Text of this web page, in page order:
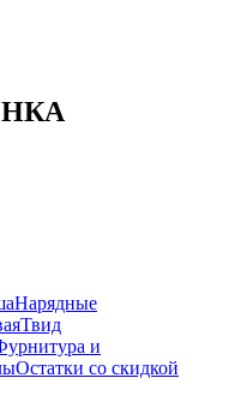
Нарядные
Твид
и
Остатки со скидкой